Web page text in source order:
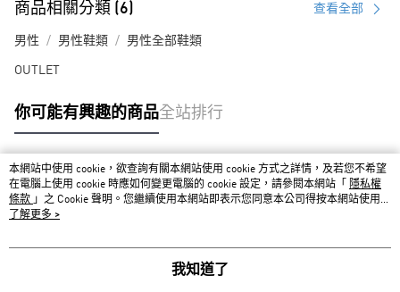
商品相關分類 (6) 查看全部
男性 男性鞋類 男性全部鞋類
OUTLET
你可能有興趣的商品全站排行
熱門標籤
本網站中使用 cookie，欲查詢有關本網站使用 cookie 方式之詳情，及若您不希望
在電腦上使用 cookie 時應如何變更電腦的 cookie 設定，請參閱本網站「
隱私權
條款 」之 Cookie 聲明。您繼續使用本網站即表示您同意本公司得按本網站使用條
款之 Cookie 聲明使用 cookie。
了解更多 >
我知道了